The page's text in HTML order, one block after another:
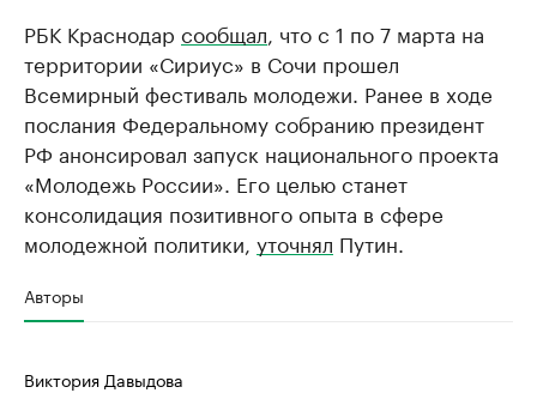
РБК Краснодар сообщал , что с 1 по 7 марта на
территории «Сириус» в Сочи прошел
Всемирный фестиваль молодежи. Ранее в ходе
послания Федеральному собранию президент
РФ анонсировал запуск национального проекта
«Молодежь России». Его целью станет
консолидация позитивного опыта в сфере
молодежной политики, уточнял Путин.
Авторы
Виктория Давыдова